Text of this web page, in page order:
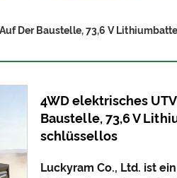
Der Baustelle, 73,6 V
4WD elektrisches
Baustelle, 73,6 V
schlüssellos
Luckyram Co., Ltd. ist